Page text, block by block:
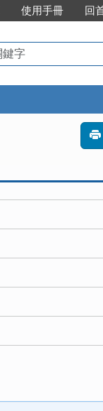
使用手冊 回